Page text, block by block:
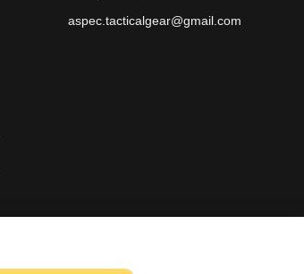
aspec.tacticalgear@gmail.com